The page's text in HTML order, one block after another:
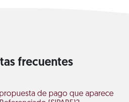
frecuentes
de pago que aparece